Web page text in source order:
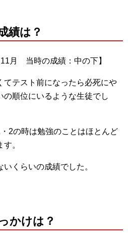
績は？
月 当時の成績：中の下】
てテスト前になったら必死にや
の順位にいるような生徒でし
2の時は勉強のことはほとんど
。
くらいの成績でした。
かけは？